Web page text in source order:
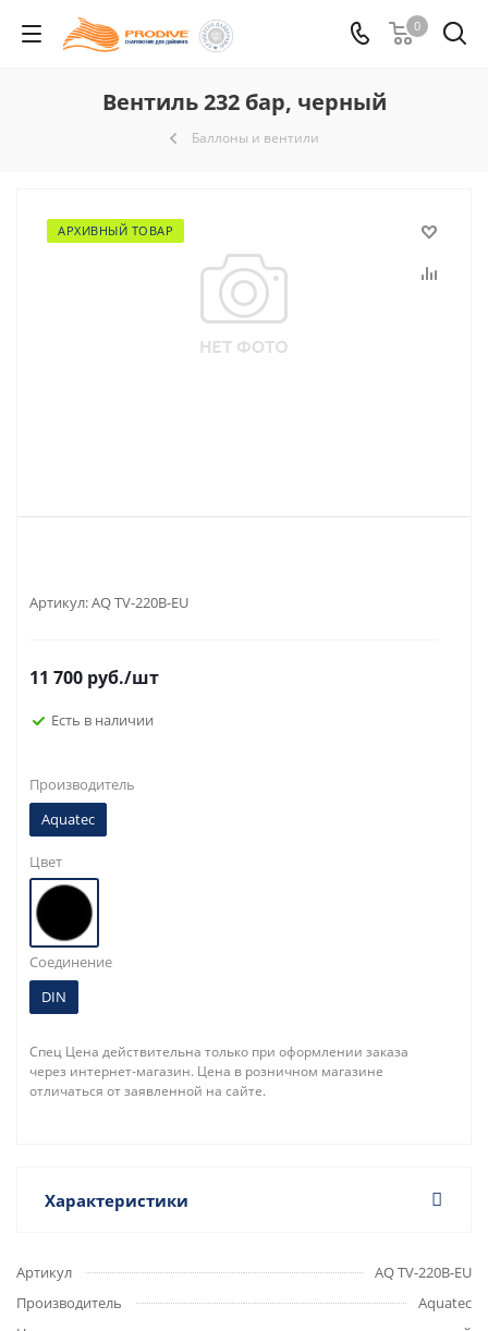
0
Вентиль 232 бар, черный
Баллоны и вентили
АРХИВНЫЙ ТОВАР
Артикул:AQ TV-220B-EU
11 700 руб./шт
Есть в наличии
Производитель
Aquatec
Цвет
Соединение
DIN
Спец Цена действительна только при оформлении заказа
через интернет-магазин. Цена в розничном магазине
отличаться от заявленной на сайте.
Характеристики
Артикул
AQ TV-220B-EU
Производитель
Aquatec